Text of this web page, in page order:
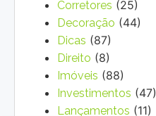
Corretores (25)
Decoração (44)
Dicas (87)
Direito (8)
Imóveis (88)
Investimentos (47)
Lançamentos (11)